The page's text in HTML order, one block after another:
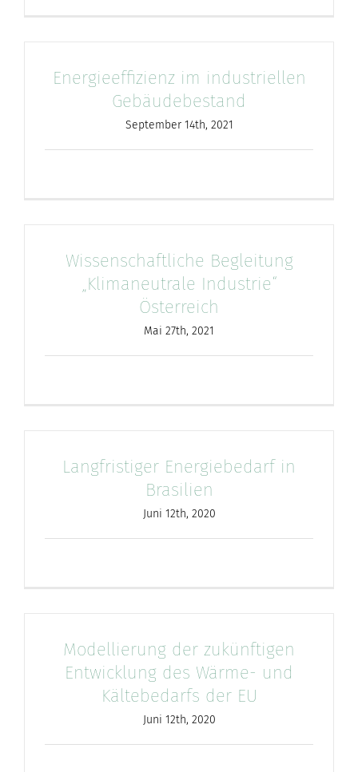
Energieeffizienz im industriellen
Gebäudebestand
September 14th, 2021
Wissenschaftliche Begleitung
„Klimaneutrale Industrie“
Österreich
Mai 27th, 2021
Langfristiger Energiebedarf in
Brasilien
Juni 12th, 2020
Modellierung der zukünftigen
Entwicklung des Wärme- und
Kältebedarfs der EU
Juni 12th, 2020